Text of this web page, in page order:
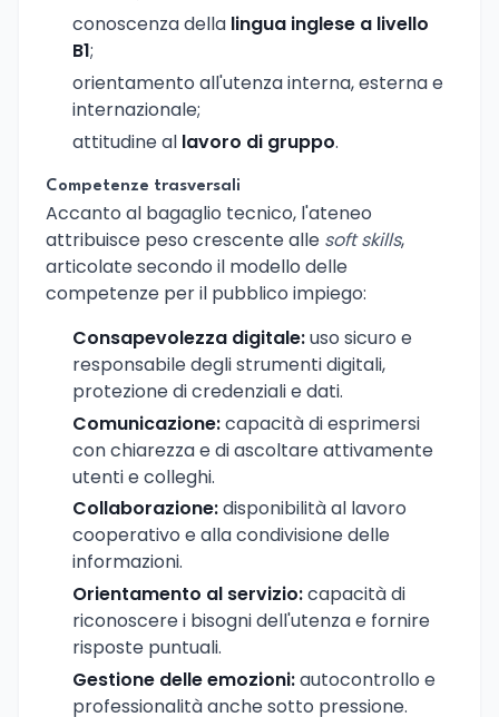
conoscenza della lingua inglese a livello
B1;
orientamento all'utenza interna, esterna e
internazionale;
attitudine al lavoro di gruppo.
Competenze trasversali
Accanto al bagaglio tecnico, l'ateneo
attribuisce peso crescente alle soft skills,
articolate secondo il modello delle
competenze per il pubblico impiego:
Consapevolezza digitale:uso sicuro e
responsabile degli strumenti digitali,
protezione di credenziali e dati.
Comunicazione:capacità di esprimersi
con chiarezza e di ascoltare attivamente
utenti e colleghi.
Collaborazione:disponibilità al lavoro
cooperativo e alla condivisione delle
informazioni.
Orientamento al servizio:capacità di
riconoscere i bisogni dell'utenza e fornire
risposte puntuali.
Gestione delle emozioni:autocontrollo e
professionalità anche sotto pressione.